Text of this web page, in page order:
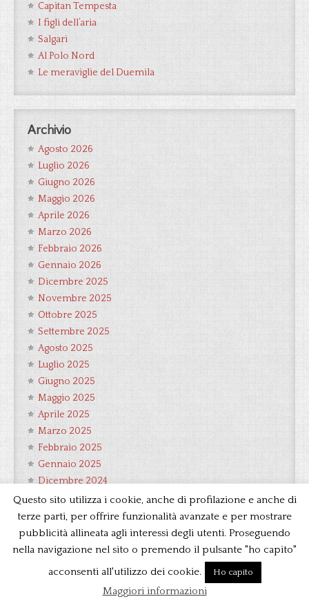
Capitan Tempesta
I figli dell’aria
Salgari
Al Polo Nord
Le meraviglie del Duemila
Archivio
Agosto 2026
Luglio 2026
Giugno 2026
Maggio 2026
Aprile 2026
Marzo 2026
Febbraio 2026
Gennaio 2026
Dicembre 2025
Novembre 2025
Ottobre 2025
Settembre 2025
Agosto 2025
Luglio 2025
Giugno 2025
Maggio 2025
Aprile 2025
Marzo 2025
Febbraio 2025
Gennaio 2025
Dicembre 2024
Novembre 2024
Ottobre 2024
Settembre 2024
Agosto 2024
Questo sito utilizza i cookie, anche di profilazione e anche di
terze parti, per offrire funzionalità avanzate e per mostrare
pubblicità allineata agli interessi degli utenti. Proseguendo
nella navigazione nel sito o premendo il pulsante "ho capito"
acconsenti all'utilizzo dei cookie.
Ho capito
Maggiori informazioni